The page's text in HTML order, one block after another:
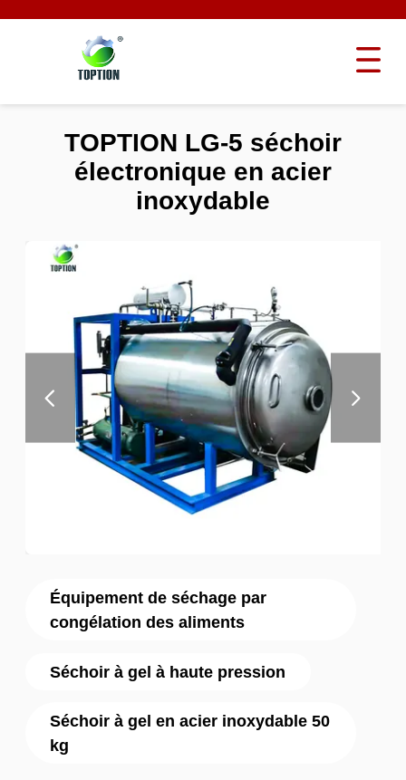
Équipement de séchage par
congélation des aliments
Séchoir à gel à haute pression
Séchoir à gel en acier inoxydable 50
kg
TOPTION LG-5 séchoir
électronique en acier
inoxydable